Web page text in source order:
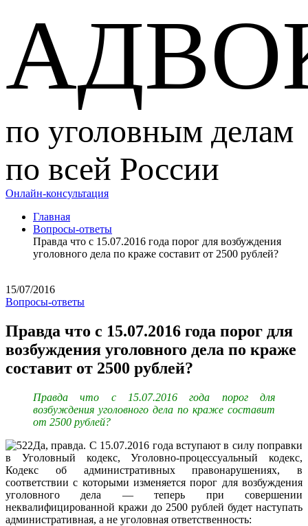
по уголовным делам
по всей России
Онлайн-консультация
Главная
Вопросы-ответы
Правда что с 15.07.2016 года порог для возбуждения
уголовного дела по краже составит от 2500 рублей?
15/07/2016
Вопросы-ответы
Правда что с 15.07.2016 года порог для
возбуждения уголовного дела по краже
составит от 2500 рублей?
Правда что с 15.07.2016 года порог для
возбуждения уголовного дела по краже составит
от 2500 рублей?
Да, правда. С 15.07.2016 года вступают в силу поправки
в Уголовный кодекс, Уголовно-процессуальный кодекс,
Кодекс об административных правонарушениях, в
соответствии с которыми изменяется порог для возбуждения
уголовного дела — теперь при совершении
неквалифицированной кражи до 2500 рублей будет наступать
административная, а не уголовная ответственность: